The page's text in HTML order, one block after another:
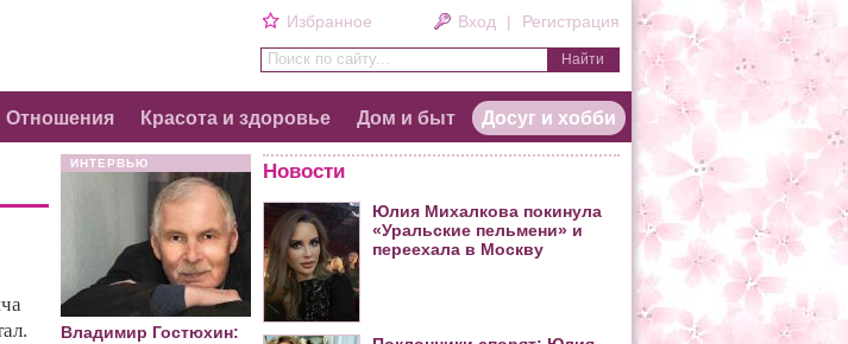
ИНТЕРВЬЮ
Владимир Гостюхин:
Новости
Юлия Михалкова покинула
«Уральские пельмени» и
переехала в Москву
Вход | Регистрация
Избранное
Поиск по сайту...
Отношения Красота и здоровье Дом и быт Досуг и хобби